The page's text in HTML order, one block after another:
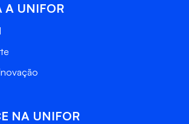
A UNIFOR
NA UNIFOR